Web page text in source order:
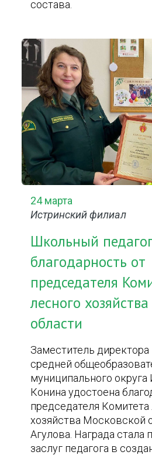
состава.
24 марта
Истринский филиал
Школьный
благодарность от
председателя
лесного
области
Заместитель
средней
муниципального округа
Конина удостоена
председателя Комитета
хозяйства Московской
Агулова. Награда стала
заслуг педагога в